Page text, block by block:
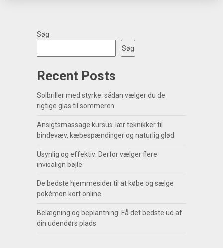
Søg
Søg
Recent Posts
Solbriller med styrke: sådan vælger du de
rigtige glas til sommeren
Ansigtsmassage kursus: lær teknikker til
bindevæv, kæbespændinger og naturlig glød
Usynlig og effektiv: Derfor vælger flere
invisalign bøjle
De bedste hjemmesider til at købe og sælge
pokémon kort online
Belægning og beplantning: Få det bedste ud af
din udendørs plads